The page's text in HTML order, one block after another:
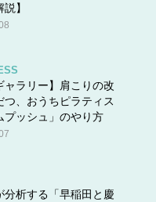
うです。複数の業務を
う。特に2月は成果を
り方や話し方を工夫す
】
ャラリー】肩こりの改
つ、おうちピラティス
プッシュ」のやり方
分析する「早稲田と慶